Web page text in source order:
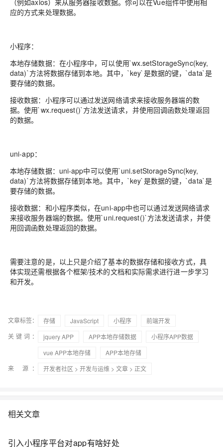
（例如axios）来从服务器接收数据。你可以在Vue组件中使用相
应的方式来处理数据。
小程序：
本地存储数据：在小程序中，可以使用`wx.setStorageSync(key,
data)`方法将数据存储到本地。其中，`key`是数据的键，`data`是
要存储的数据。
接收数据：小程序可以通过发送网络请求来接收服务器端的数
据。使用`wx.request()`方法发送请求，并使用回调函数处理返回
的数据。
uni-app：
本地存储数据：uni-app中可以使用`uni.setStorageSync(key,
data)`方法将数据存储到本地。其中，`key`是数据的键，`data`是
要存储的数据。
接收数据：和小程序类似，在uni-app中也可以通过发送网络请求
来接收服务器端的数据。使用`uni.request()`方法发送请求，并使
用回调函数处理返回的数据。
需要注意的是，以上只是介绍了基本的数据存储和接收方式，具
体实现还需根据各个框架/技术的文档和实际需求进行进一步学习
和开发。
文章标签： 存储 JavaScript 小程序
前端开发
关键词：
jquery APP APP本地存储数据
小程序APP数据
vue APP本地存储
APP本地存储
来 源：
开发者社区 > 开发与运维 > 文章 > 正文
相关文章
引入小程序平台对app有啥好处